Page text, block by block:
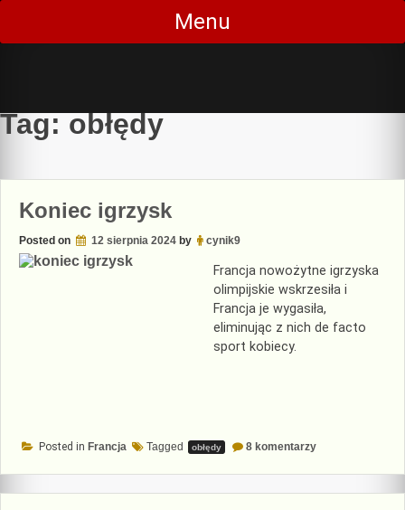
Skip
content
Menu
Tag:obłędy
Koniec igrzysk
Posted on 12 sierpnia 2024 by cynik9
Francja nowożytne igrzyska
olimpijskie wskrzesiła i
Francja je wygasiła,
eliminując z nich de facto
sport kobiecy.
Posted in Francja Tagged obłędy 8 komentarzydo